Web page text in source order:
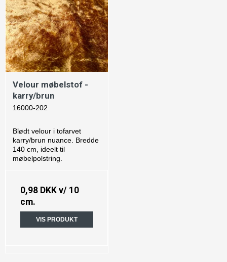
Velour møbelstof -
karry/brun
16000-202
Blødt velour i tofarvet
karry/brun nuance. Bredde
140 cm, ideelt til
møbelpolstring.
0,98 DKK v/ 10
cm.
VIS PRODUKT